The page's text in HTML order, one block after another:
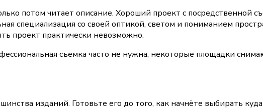
потом читает описание. Хороший проект с посредственной
специализация со своей оптикой, светом и пониманием
проект практически невозможно.
съемка часто не нужна, некоторые площадки
изданий. Готовьте его до того, как начнёте выбирать